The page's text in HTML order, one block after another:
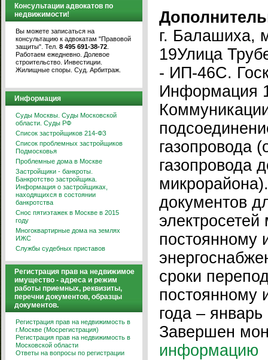
Консультации адвокатов по
недвижимости!
Вы можете записаться на
консультацию к адвокатам "Правовой
защиты". Тел. 8 495 691-38-72
Работаем ежедневно. Долевое
строительство. Инвестиции.
Жилищные споры. Суд. Арбитраж.
Информация
Суды Москвы. Суды Московской
области. Суды РФ
Список застройщиков 214-ФЗ
Список проблемных застройщиков
Подмосковья
Проблемные дома в Москве
Застройщики - банкроты.
Банкротство застройщика.
Информация о застройщиках,
находящихся в состоянии
банкротства
Снос пятиэтажек в Москве в 2015
году
Многоквартирные дома на землях
ИЖС
Службы судебных приставов
Регистрация прав на недвижимое
имущество - адреса и режим
работы приемных, реквизиты,
перечни документов, образцы
документов.
Регистрация прав на недвижимость в
г.Москве (Мосрегистрация)
Регистрация прав на недвижимость в
Московской области
Ответы на вопросы по регистрации
г. Балашиха,
19Улица
- ИП-46С.
Информация
газопровода
газопровода
документов
постоянному
сроки
постоянному
года –
Завершен
информацию